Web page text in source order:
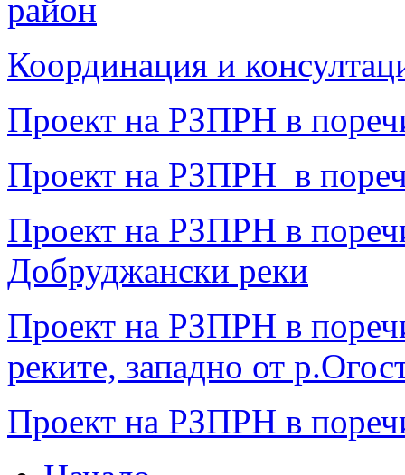
район
Координация и
Проект на РЗПРН в
Проект на РЗПРН в
Проект на РЗПРН в
Добруджански реки
Проект на РЗПРН в
реките, западно от
Проект на РЗПРН в